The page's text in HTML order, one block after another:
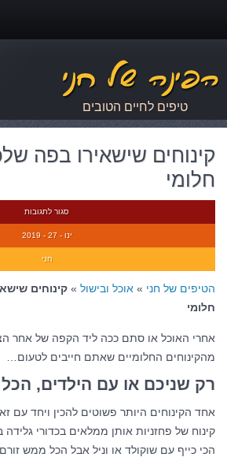
טיפים לחיים הטובים
קינוחים שישאירו בפה
חלומי
סגור לתגובות
ינו - 27 - 2019
חני
הטיפים של חני » אוכל ובישול » קינוחים
חלומי
אחרי האוכל או סתם ככה ליד הקפה של אחר
מהקינוחים החלומיים שאתם חייבים לטעום…
רק שניכם או עם הילדים,
אחד הקינוחים היותר פשוטים להכין ויחד עם
קינוח של פחזניות אותן ממלאים בכדורי
הכי כייף עם שוקולד או וניל אבל הכל ממש